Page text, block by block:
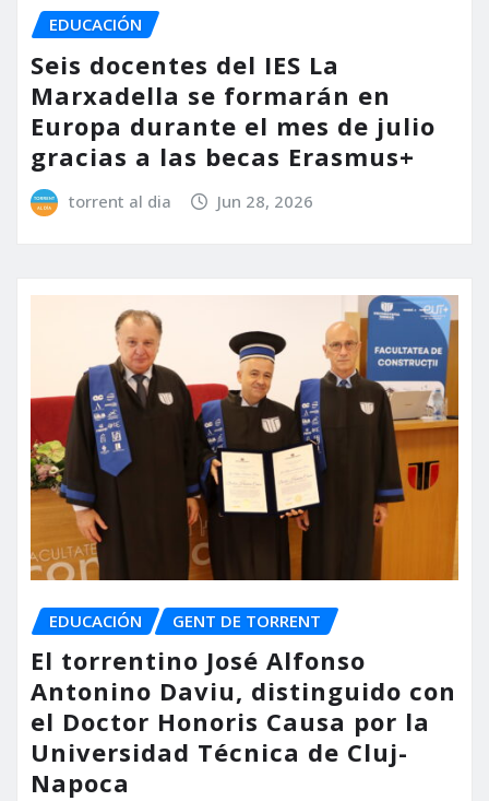
EDUCACIÓN
Seis docentes del IES La
Marxadella se formarán en
Europa durante el mes de julio
gracias a las becas Erasmus+
torrent al dia Jun 28, 2026
EDUCACIÓN GENT DE TORRENT
El torrentino José Alfonso
Antonino Daviu, distinguido con
el Doctor Honoris Causa por la
Universidad Técnica de Cluj-
Napoca